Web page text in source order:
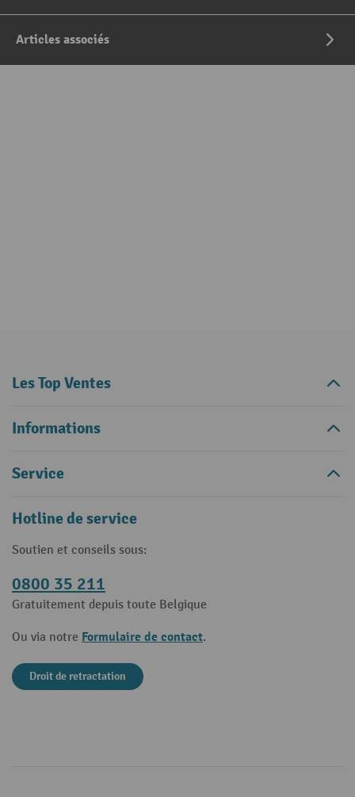
Articles associés
Les Top Ventes
Informations
Service
Hotline de service
Soutien et conseils sous:
0800 35 211
Gratuitement depuis toute Belgique
Ou via notre Formulaire de contact.
Droit de retractation